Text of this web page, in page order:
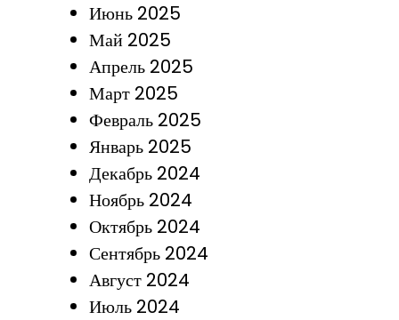
Июнь 2025
Май 2025
Апрель 2025
Март 2025
Февраль 2025
Январь 2025
Декабрь 2024
Ноябрь 2024
Октябрь 2024
Сентябрь 2024
Август 2024
Июль 2024